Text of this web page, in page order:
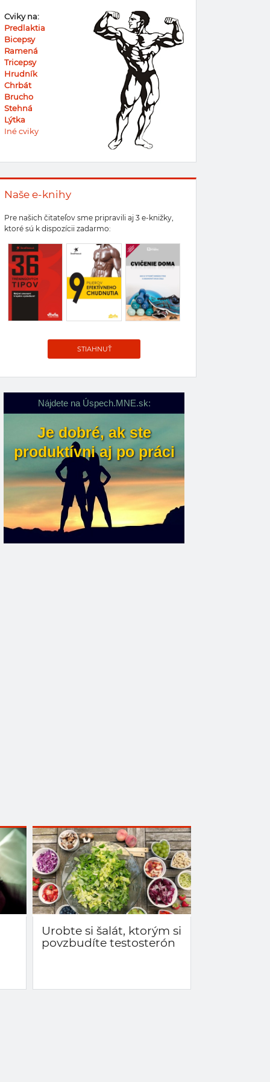
Cviky na:
Predlaktia
Bicepsy
Ramená
Tricepsy
Hrudník
Chrbát
Brucho
Stehná
Lýtka
Iné cviky
Naše e-knihy
Pre našich čitateľov sme pripravili aj 3 e-knižky,
ktoré sú k dispozícii zadarmo:
STIAHNUŤ
Urobte si šalát, ktorým si
povzbudíte testosterón